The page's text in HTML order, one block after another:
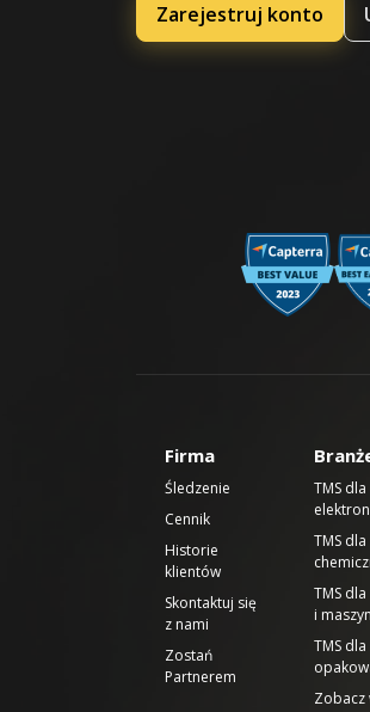
Zarejestruj konto
Firma
Śledzenie
Cennik
Historie
klientów
Skontaktuj się
z nami
Zostań
Partnerem
TMS
TMS
TMS
i maszyn
TMS
Zobacz